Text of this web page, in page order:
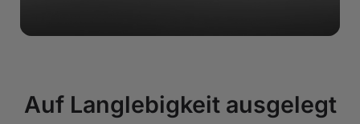
Auf Langlebigkeit ausgelegt